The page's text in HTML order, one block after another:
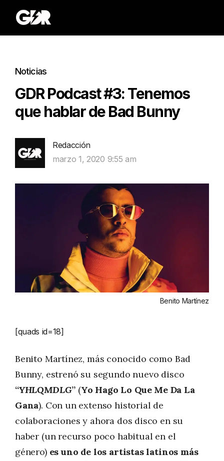
Noticias
GDR Podcast #3: Tenemos
que hablar de Bad Bunny
Redacción
marzo 1, 2020 9:55 am
Benito Martínez
[quads id=18]
Benito Martínez, más conocido como Bad
Bunny, estrenó su segundo nuevo disco
“YHLQMDLG” (Yo Hago Lo Que Me Da La
Gana). Con un extenso historial de
colaboraciones y ahora dos disco en su
haber (un recurso poco habitual en el
género) es uno de los artistas latinos más